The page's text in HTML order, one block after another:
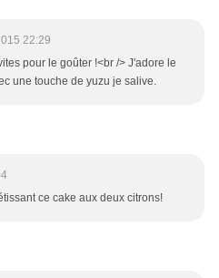
22:29
pour le goûter !<br /> J'adore le
une touche de yuzu je salive.
ce cake aux deux citrons!